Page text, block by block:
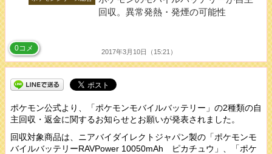
2017年3月10日（15:21）
回収。異常発熱・発煙の可能性
0コメ
ポケモン公式より、「ポケモンモバイルバッテリー」の2種類の自
主回収・返金に関するお知らせとお願いが発表されました。
回収対象商品は、ニアバイダイレクトジャパン製の「ポケモンモ
バイルバッテリーRAVPower 10050mAh ピカチュウ」、「ポケ